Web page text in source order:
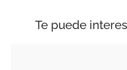
Te puede